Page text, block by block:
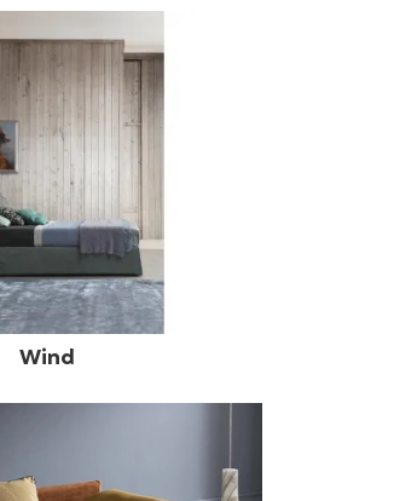
Wind